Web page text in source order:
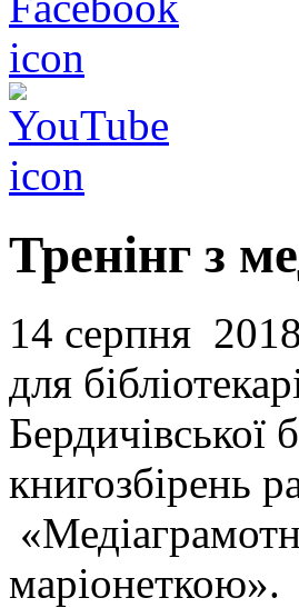
Тренінг з
14 серпня 2018
для
Бердичівської
книгозбірень
маріонеткою».